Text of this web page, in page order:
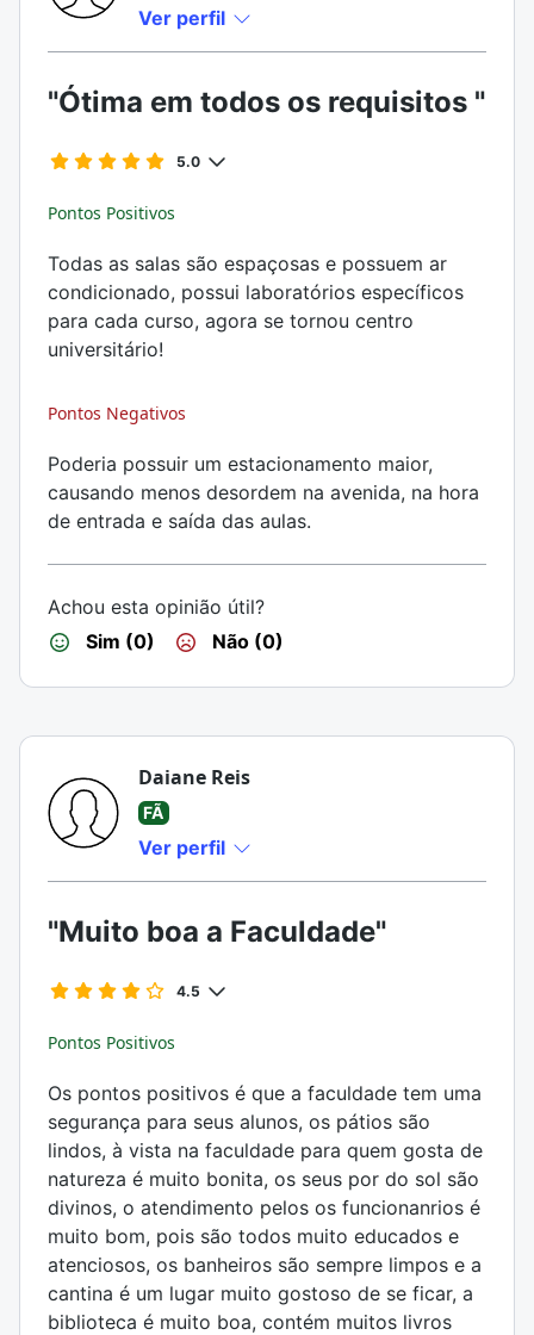
Ver perfil
"Ótima em todos os requisitos "
5.0
Pontos Positivos
Todas as salas são espaçosas e possuem ar
condicionado, possui laboratórios específicos
para cada curso, agora se tornou centro
universitário!
Pontos Negativos
Poderia possuir um estacionamento maior,
causando menos desordem na avenida, na hora
de entrada e saída das aulas.
Achou esta opinião útil?
Sim (0)
Não (0)
Daiane Reis
FÃ
Ver perfil
"Muito boa a Faculdade"
4.5
Pontos Positivos
Os pontos positivos é que a faculdade tem uma
segurança para seus alunos, os pátios são
lindos, à vista na faculdade para quem gosta de
natureza é muito bonita, os seus por do sol são
divinos, o atendimento pelos os funcionanrios é
muito bom, pois são todos muito educados e
atenciosos, os banheiros são sempre limpos e a
cantina é um lugar muito gostoso de se ficar, a
biblioteca é muito boa, contém muitos livros